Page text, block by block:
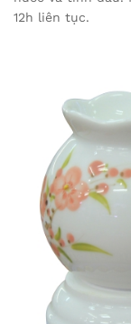
12h liên tục.